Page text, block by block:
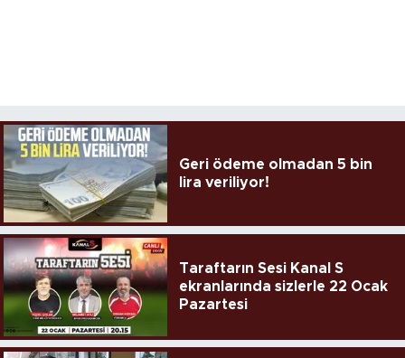
Geri ödeme olmadan 5 bin
lira veriliyor!
Taraftarın Sesi Kanal S
ekranlarında sizlerle 22 Ocak
Pazartesi